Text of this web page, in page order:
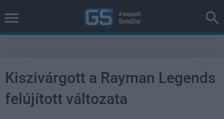
Kiszivárgott a Rayman Legends
felújított változata